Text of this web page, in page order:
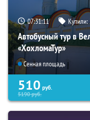
07:31:10 Купили:
Автобусный тур в
«ХохломаТур»
Сенная площадь
510 руб.
5190руб.